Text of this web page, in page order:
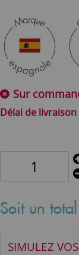
Sur
Soit un
SIMULEZ